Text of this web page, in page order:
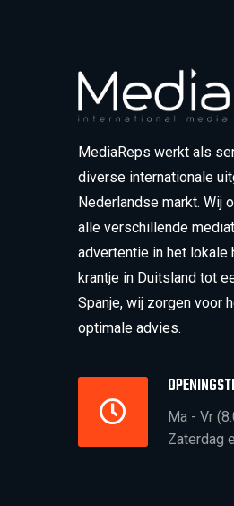
MediaReps werkt als
diverse internationale
Nederlandse markt. Wij
alle verschillende
advertentie in het lokale
krantje in Duitsland tot
Spanje, wij zorgen voor
optimale advies.
Ma - Vr
Zaterdag